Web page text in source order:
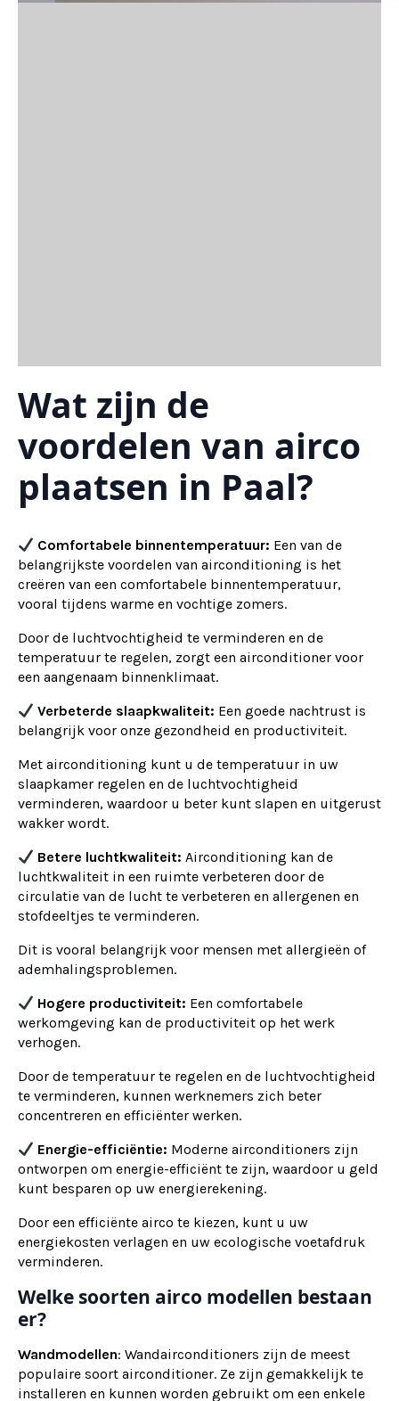
Wat zijn de
voordelen van airco
plaatsen in Paal?
Comfortabele binnentemperatuur: Een van de
belangrijkste voordelen van airconditioning is het
creëren van een comfortabele binnentemperatuur,
vooral tijdens warme en vochtige zomers.
Door de luchtvochtigheid te verminderen en de
temperatuur te regelen, zorgt een airconditioner voor
een aangenaam binnenklimaat.
Verbeterde slaapkwaliteit: Een goede nachtrust is
belangrijk voor onze gezondheid en productiviteit.
Met airconditioning kunt u de temperatuur in uw
slaapkamer regelen en de luchtvochtigheid
verminderen, waardoor u beter kunt slapen en uitgerust
wakker wordt.
Betere luchtkwaliteit: Airconditioning kan de
luchtkwaliteit in een ruimte verbeteren door de
circulatie van de lucht te verbeteren en allergenen en
stofdeeltjes te verminderen.
Dit is vooral belangrijk voor mensen met allergieën of
ademhalingsproblemen.
Hogere productiviteit: Een comfortabele
werkomgeving kan de productiviteit op het werk
verhogen.
Door de temperatuur te regelen en de luchtvochtigheid
te verminderen, kunnen werknemers zich beter
concentreren en efficiënter werken.
Energie-efficiëntie: Moderne airconditioners zijn
ontworpen om energie-efficiënt te zijn, waardoor u geld
kunt besparen op uw energierekening.
Door een efficiënte airco te kiezen, kunt u uw
energiekosten verlagen en uw ecologische voetafdruk
verminderen.
Welke soorten airco modellen bestaan
er?
Wandmodellen: Wandairconditioners zijn de meest
populaire soort airconditioner. Ze zijn gemakkelijk te
installeren en kunnen worden gebruikt om een enkele